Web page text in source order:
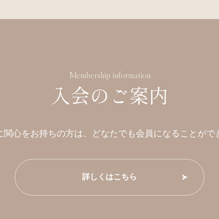
Membership information
入会のご案内
関心をお持ちの方は、 どなたでも会員になることがで
詳しくはこちら